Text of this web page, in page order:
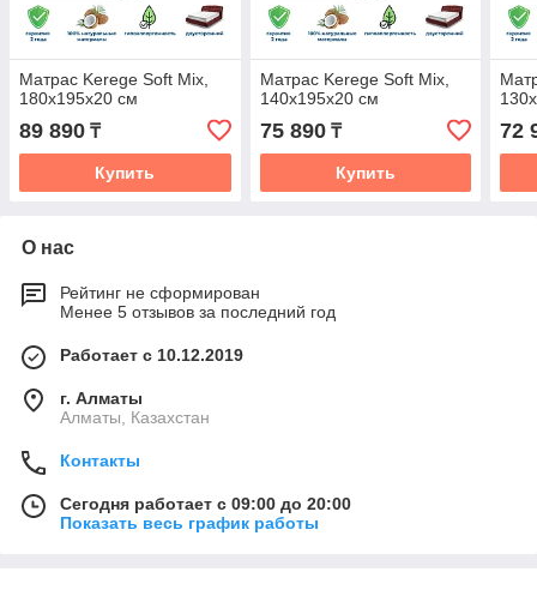
Матрас Kerege Soft Mix,
180x195x20 см
89 890 ₸
Купить
Матрас Kerege Soft Mix,
140x195x20 см
75 890₸
Купить
72
О нас
Рейтинг не сформирован
Менее 5 отзывов за последний год
Работает с 10.12.2019
г. Алматы
Алматы, Казахстан
Контакты
Сегодня работает с 09:00 до 20:00
Показать весь график работы